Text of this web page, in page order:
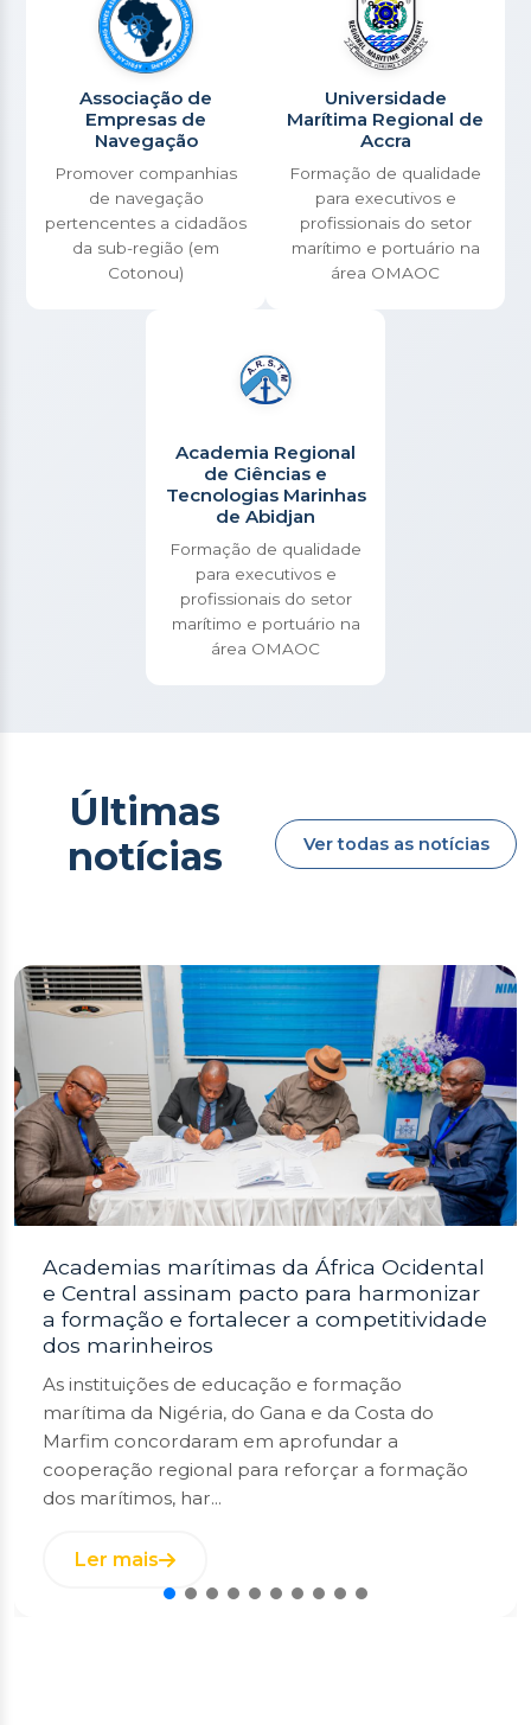
Associação de
Empresas de
Navegação
Promover companhias
de navegação
pertencentes a cidadãos
da sub-região (em
Cotonou)
Universidade
Marítima Regional de
Accra
Formação de qualidade
para executivos e
profissionais do setor
marítimo e portuário na
área OMAOC
Academia Regional
de Ciências e
Tecnologias Marinhas
de Abidjan
Formação de qualidade
para executivos e
profissionais do setor
marítimo e portuário na
área OMAOC
Últimas
notícias
Ver todas as notícias
OMAOC planeja exposição marítima para
aumentar o tempo no mar e
oportunidades de emprego para cadetes
O Dr. Paul Adalikwu, Secretário-Geral da
Organização Marítima da África Ocidental e
Central (WCAMO), revelou os planos da
organização de realizar uma exposição em
Lagos, Nigéria, q...